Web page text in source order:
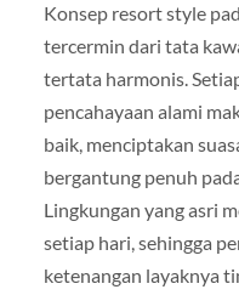
Konsep resort style
tercermin dari tata
tertata harmonis.
pencahayaan alami
baik, menciptakan
bergantung penuh
Lingkungan yang asri
setiap hari, sehingga
ketenangan layaknya